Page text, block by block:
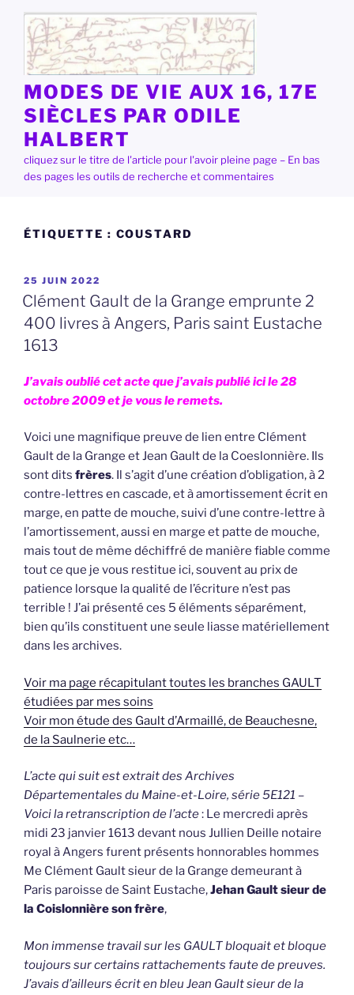
contenu
principal
MODES DE VIE AUX 16, 17E
SIÈCLES PAR ODILE
HALBERT
cliquez sur le titre de l'article pour l'avoir pleine page – En bas
des pages les outils de recherche et commentaires
ÉTIQUETTE : COUSTARD
PUBLIÉ
LE
25 JUIN 2022
Clément Gault de la Grange emprunte 2
400 livres à Angers, Paris saint Eustache
1613
J’avais oublié cet acte que j’avais publié ici le 28
octobre 2009 et je vous le remets.
Voici une magnifique preuve de lien entre Clément
Gault de la Grange et Jean Gault de la Coeslonnière. Ils
sont dits frères. Il s’agit d’une création d’obligation, à 2
contre-lettres en cascade, et à amortissement écrit en
marge, en patte de mouche, suivi d’une contre-lettre à
l’amortissement, aussi en marge et patte de mouche,
mais tout de même déchiffré de manière fiable comme
tout ce que je vous restitue ici, souvent au prix de
patience lorsque la qualité de l’écriture n’est pas
terrible ! J’ai présenté ces 5 éléments séparément,
bien qu’ils constituent une seule liasse matériellement
dans les archives.
Voir ma page récapitulant toutes les branches GAULT
étudiées par mes soins
Voir mon étude des Gault d’Armaillé, de Beauchesne,
de la Saulnerie etc…
L’acte qui suit est extrait des Archives
Départementales du Maine-et-Loire, série 5E121 –
Voici la retranscription de l’acte: Le mercredi après
midi 23 janvier 1613 devant nous Jullien Deille notaire
royal à Angers furent présents honnorables hommes
Me Clément Gault sieur de la Grange demeurant à
Paris paroisse de Saint Eustache,Jehan Gault sieur de
la Coislonnière son frère,
Mon immense travail sur les GAULT bloquait et bloque
toujours sur certains rattachements faute de preuves.
J’avais d’ailleurs écrit en bleu Jean Gault sieur de la